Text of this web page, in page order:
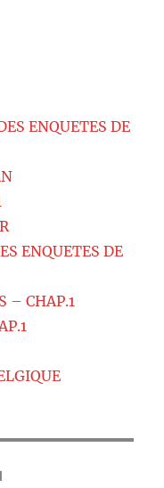
ENQUETES DE
ENQUETES DE
– CHAP.1